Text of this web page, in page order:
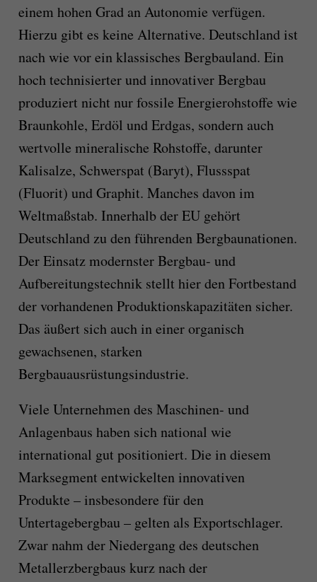
einem hohen Grad an Autonomie verfügen.
Hierzu gibt es keine Alternative. Deutschland ist
nach wie vor ein klassisches Bergbauland. Ein
hoch technisierter und innovativer Bergbau
produziert nicht nur fossile Energierohstoffe wie
Braunkohle, Erdöl und Erdgas, sondern auch
wertvolle mineralische Rohstoffe, darunter
Kalisalze, Schwerspat (Baryt), Flussspat
(Fluorit) und Graphit. Manches davon im
Weltmaßstab. Innerhalb der EU gehört
Deutschland zu den führenden Bergbaunationen.
Der Einsatz modernster Bergbau- und
Aufbereitungstechnik stellt hier den Fortbestand
der vorhandenen Produktionskapazitäten sicher.
Das äußert sich auch in einer organisch
gewachsenen, starken
Bergbauausrüstungsindustrie.
Viele Unternehmen des Maschinen- und
Anlagenbaus haben sich national wie
international gut positioniert. Die in diesem
Marksegment entwickelten innovativen
Produkte – insbesondere für den
Untertagebergbau – gelten als Exportschlager.
Zwar nahm der Niedergang des deutschen
Metallerzbergbaus kurz nach der